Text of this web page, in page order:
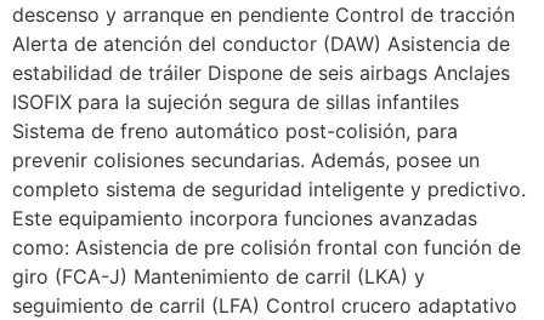
descenso y arranque en pendiente Control de tracción
Alerta de atención del conductor (DAW) Asistencia de
estabilidad de tráiler Dispone de seis airbags Anclajes
ISOFIX para la sujeción segura de sillas infantiles
Sistema de freno automático post-colisión, para
prevenir colisiones secundarias. Además, posee un
completo sistema de seguridad inteligente y predictivo.
Este equipamiento incorpora funciones avanzadas
como: Asistencia de pre colisión frontal con función de
giro (FCA-J) Mantenimiento de carril (LKA) y
seguimiento de carril (LFA) Control crucero adaptativo